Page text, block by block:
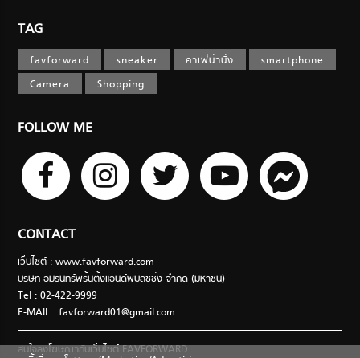
TAG
favforward sneaker คาเฟ่น่านั่ง
smartphone
Camera
Shopping
FOLLOW ME
CONTACT
เว็บไซต์ : www.favforward.com
บริษัท อมรินทร์พริ้นติ้งแอนด์พับลิชชิ่ง จำกัด (มหาชน)
Tel : 02-422-9999
E-MAIL :favforward01@gmail.com
สนใจลงโฆษณากับเว็บไซต์ FAVFORWARD